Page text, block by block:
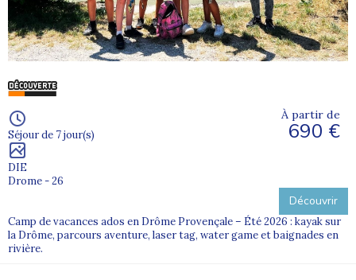
Séjour de 7 jour(s)
DIE
Drome - 26
À partir de
690 €
Découvrir
Camp de vacances ados en Drôme Provençale – Été 2026 : kayak sur
la Drôme, parcours aventure, laser tag, water game et baignades en
rivière.